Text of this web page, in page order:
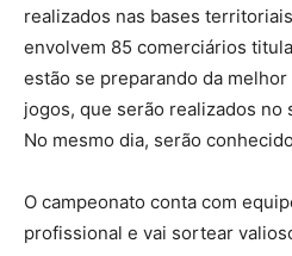
realizados nas bases
envolvem 85 comerciários
estão se preparando da
jogos, que serão realizados no
No mesmo dia, serão
O campeonato conta com
profissional e vai sortear